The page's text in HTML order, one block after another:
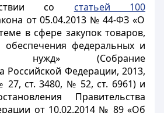
со статьей 100
от 05.04.2013 № 44-ФЗ «О
в сфере закупок товаров,
обеспечения федеральных и
нужд» (Собрание
Российской Федерации, 2013,
ст. 3480, № 52, ст. 6961) и
Правительства
от 10.02.2014 № 89 «Об